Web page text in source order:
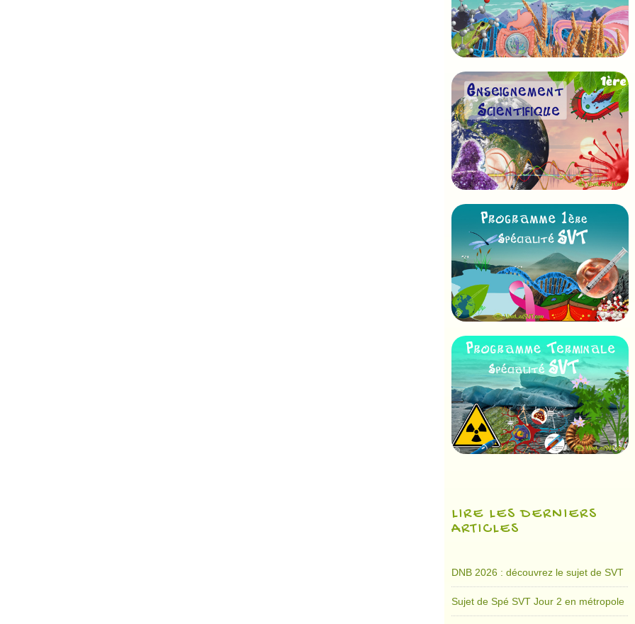
LIRE LES DERNIERS
ARTICLES
DNB 2026 : découvrez le sujet de SVT
Sujet de Spé SVT Jour 2 en métropole